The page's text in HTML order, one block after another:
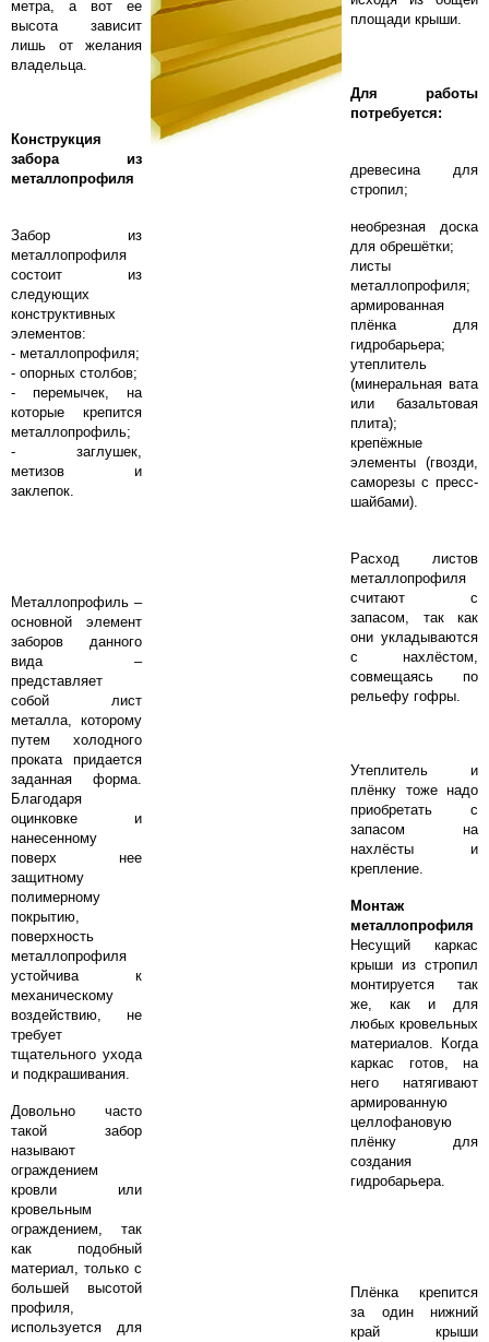
метра, а вот ее
высота зависит
лишь от желания
владельца.
Конструкция
забора из
металлопрофиля
Забор из
металлопрофиля
состоит из
следующих
конструктивных
элементов:
- металлопрофиля;
- опорных столбов;
- перемычек, на
которые крепится
металлопрофиль;
- заглушек,
метизов и
заклепок.
Металлопрофиль –
основной элемент
заборов данного
вида –
представляет
собой лист
металла, которому
путем холодного
проката придается
заданная форма.
Благодаря
оцинковке и
нанесенному
поверх нее
защитному
полимерному
покрытию,
поверхность
металлопрофиля
устойчива к
механическому
воздействию, не
требует
тщательного ухода
и подкрашивания.
Довольно часто
такой забор
называют
ограждением
кровли или
кровельным
ограждением, так
как подобный
материал, только с
большей высотой
профиля,
используется для
площади крыши.
Для работы
потребуется:
древесина для
стропил;
необрезная доска
для обрешётки;
листы
металлопрофиля;
армированная
плёнка для
гидробарьера;
утеплитель
(минеральная вата
или базальтовая
плита);
крепёжные
элементы (гвозди,
саморезы с пресс-
шайбами).
Расход листов
металлопрофиля
считают с
запасом, так как
они укладываются
с нахлёстом,
совмещаясь по
рельефу гофры.
Утеплитель и
плёнку тоже надо
приобретать с
запасом на
нахлёсты и
крепление.
Монтаж
металлопрофиля
Несущий каркас
крыши из стропил
монтируется так
же, как и для
любых кровельных
материалов. Когда
каркас готов, на
него натягивают
армированную
целлофановую
плёнку для
создания
гидробарьера.
Плёнка крепится
за один нижний
край крыши